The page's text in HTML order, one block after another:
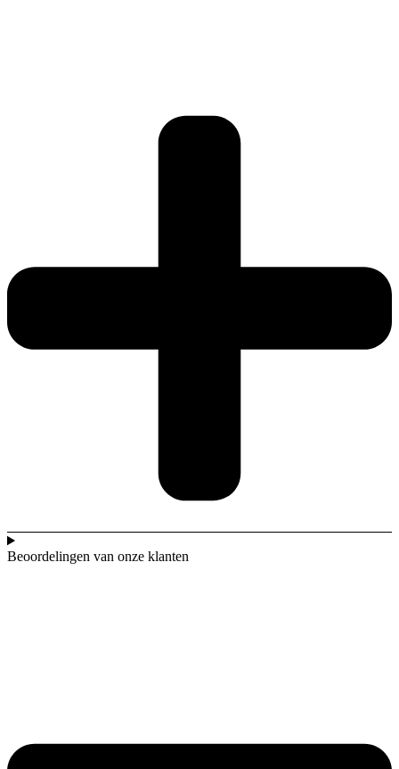
Beoordelingen van onze klanten